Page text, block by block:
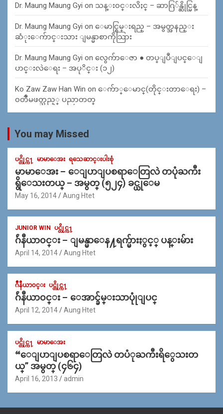
Dr. Maung Maung Gyi on သန္း၀င္းလိႈင္ – ဆာဂြ်န္ဆိုင္မြန္
Dr. Maung Maung Gyi on ေမာင္စြမ္းရည္ – အမွတ္အနည္း
ဆံုးေက်ာင္းသား ျမန္မာစာကိုသြား
Dr. Maung Maung Gyi on လွေက်ာေဇာ ● တပ္ျပဳျပင္ေျ
ပာင္းလဲေရး – အပုိင္း (၁၂)
Ko Zaw Zaw Han Win on ေက်ာ္ေမာင္(တိုင္းတာေရး) –
၀တၳဳမဖတ္သည့္ ပညာတတ္
You may Missed
ပင္တိုင္က႑ မာမာေအး ရသေဆာင္းပါးစုံ
မာမာေအး – ေျပာျပစရာေတြလဲ တပုံႀကီး
ရွိေသးတယ္ – အမွတ္ (၅၂၄) ခင္ယုေမ
May 16, 2014 Aung Htet
JUNIOR WIN ပင္တိုင္က႑
ဂ်ဴနီယာ၀င္း – ျမန္မာေန႔ရက္မ်ားႏွင့္ ပန္းမ်ား
April 14, 2014 Aung Htet
ဂ်ဳနီယာ၀င္း ပင္တိုင္က႑
ဂ်ဴနီယာ၀င္း – ေအာင္ခ်မ္းသာပုုံျပင္
April 12, 2014 Aung Htet
ပင္တိုင္က႑ မာမာေအး
“ေျပာျပစရာေတြလဲ တပံုႀကီးရိွေသးတ
ယ္” အမွတ္ (၄၆၄)
April 16, 2013 admin